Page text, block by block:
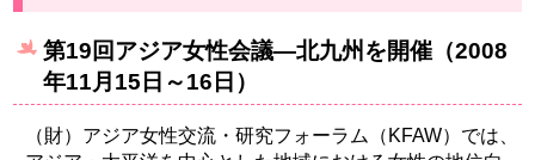
KFAWアジア研究者ネットワーク開催セミナー
国際理解促進事業
スタディツアー
第19回アジア女性会議―北九州を開催（2008
年11月15日～16日）
（財）アジア女性交流・研究フォーラム（KFAW）では、